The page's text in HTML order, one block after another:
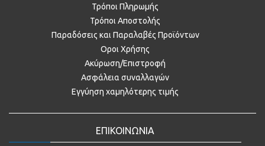
Τρόποι Πληρωμής
Τρόποι Αποστολής
Παραδόσεις και Παραλαβές Προϊόντων
Οροι Χρήσης
Ακύρωση/Επιστροφή
Ασφάλεια συναλλαγών
Εγγύηση χαμηλότερης τιμής
ΕΠΙΚΟΙΝΩΝΙΑ